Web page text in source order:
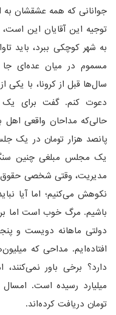
جوانانی که همه عشقشان
توجیه این آقایان این
به شهر کوچکی ببرد،
مسموم در میان عده‌ای جا
سال‌ها قبل از کرونا، با
دعوت کنم. گفت برای یک
حالی‌که مداحان واقعی
پانصد هزار تومان در یک
یک مجلس مبلغی چنین
مدیریت، وقتی شخصی حقوق
نکوهش می‌کنیم؛ اما آیا
باشیم. مرگ خوب است اما
دولتی ماهانه دویست و
افتاده‌ایم. مداحی که
دارد؟ برخی باور
میلیارد رسیده است.
تومان دریافت کرده‌اند.